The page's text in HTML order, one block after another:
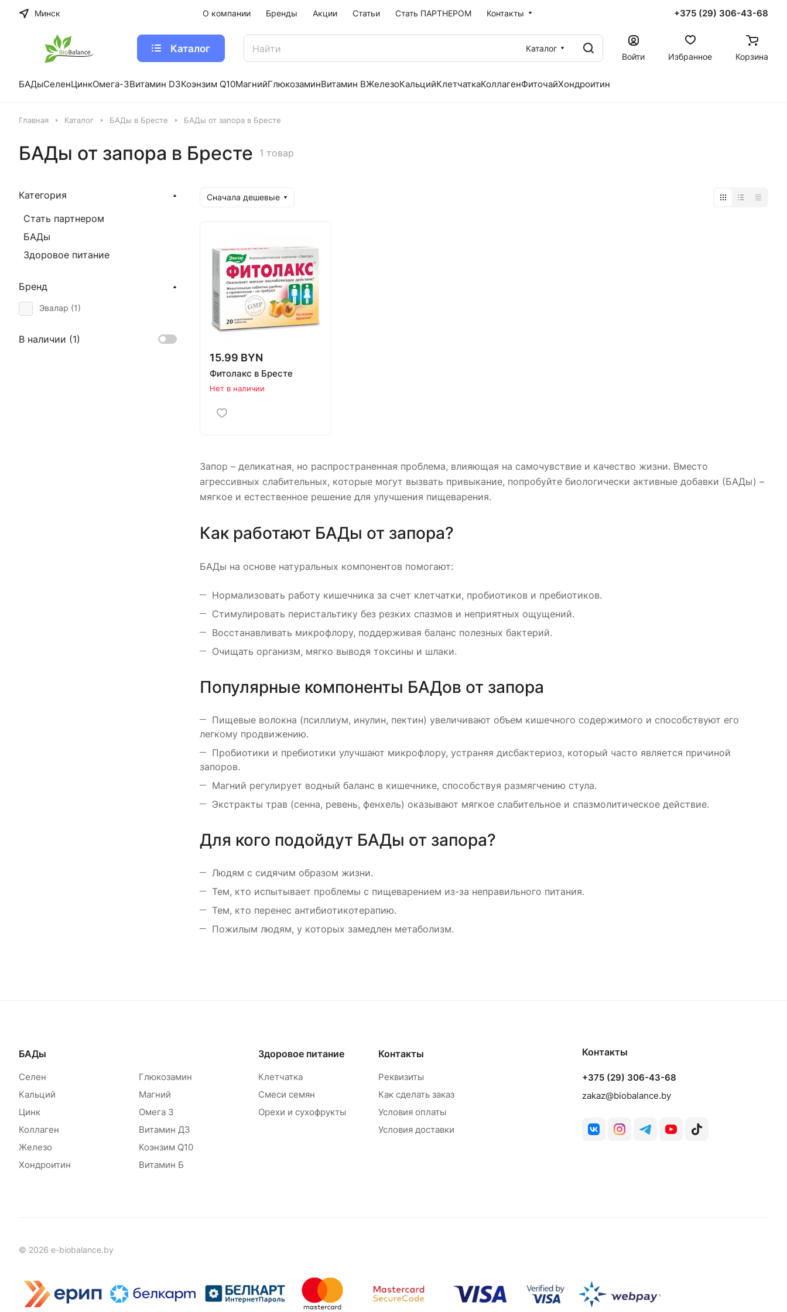
Минск О компании Бренды Акции Статьи Стать ПАРТНЕРОМ Контакты +375 (29) 306-43-68
Каталог
Каталог
Войти
Избранное Корзина
БАДыСеленЦинкОмега-3Витамин D3Коэнзим Q10МагнийГлюкозаминВитамин BЖелезоКальцийКлетчаткаКоллагенФиточайХондроитин
Главная Каталог БАДы в Бресте БАДы от запора в Бресте
БАДы от запора в Бресте 1 товар
Сначала дешевые
15.99 BYN
Фитолакс в Бресте
Нет в наличии
Запор – деликатная, но распространенная проблема, влияющая на самочувствие и качество жизни. Вместо
агрессивных слабительных, которые могут вызвать привыкание, попробуйте биологически активные добавки (БАДы) –
мягкое и естественное решение для улучшения пищеварения.
Как работают БАДы от запора?
БАДы на основе натуральных компонентов помогают:
Нормализовать работу кишечника за счет клетчатки, пробиотиков и пребиотиков.
Стимулировать перистальтику без резких спазмов и неприятных ощущений.
Восстанавливать микрофлору, поддерживая баланс полезных бактерий.
Очищать организм, мягко выводя токсины и шлаки.
Популярные компоненты БАДов от запора
Пищевые волокна (псиллиум, инулин, пектин) увеличивают объем кишечного содержимого и способствуют его
легкому продвижению.
Пробиотики и пребиотики улучшают микрофлору, устраняя дисбактериоз, который часто является причиной
запоров.
Магний регулирует водный баланс в кишечнике, способствуя размягчению стула.
Экстракты трав (сенна, ревень, фенхель) оказывают мягкое слабительное и спазмолитическое действие.
Для кого подойдут БАДы от запора?
Людям с сидячим образом жизни.
Тем, кто испытывает проблемы с пищеварением из-за неправильного питания.
Тем, кто перенес антибиотикотерапию.
Пожилым людям, у которых замедлен метаболизм.
Категория
Стать партнером
БАДы
Здоровое питание
Бренд
Эвалар (1)
В наличии (1)
БАДы
Селен
Кальций
Цинк
Коллаген
Железо
Хондроитин
Глюкозамин
Магний
Омега 3
Витамин Д3
Коэнзим Q10
Витамин Б
Здоровое питание
Клетчатка
Смеси семян
Орехи и сухофрукты
Контакты
Реквизиты
Как сделать заказ
Условия оплаты
Условия доставки
Контакты
+375 (29) 306-43-68
zakaz@biobalance.by
© 2026 e-biobalance.by